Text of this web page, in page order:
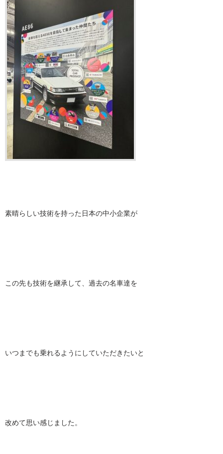
素晴らしい技術を持った日本の中小企業が
この先も技術を継承して、過去の名車達を
いつまでも乗れるようにしていただきたいと
改めて思い感じました。